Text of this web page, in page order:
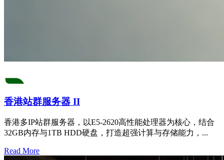
香港站群服务器 II
香港多IP站群服务器，以E5-2620高性能处理器为核心，结合
32GB内存与1TB HDD硬盘，打造超强计算与存储能力，...
Read More